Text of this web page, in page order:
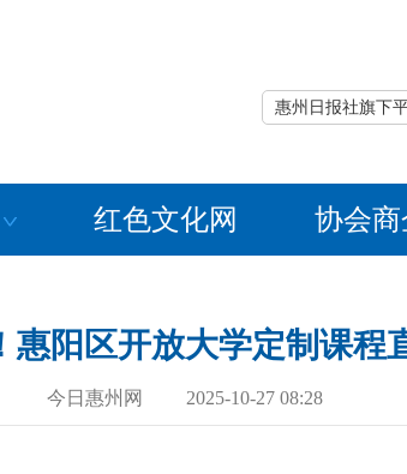
惠州日报社旗下
红色文化网 协会商
惠阳区开放大学定制课程
今日惠州网 2025-10-27 08:28